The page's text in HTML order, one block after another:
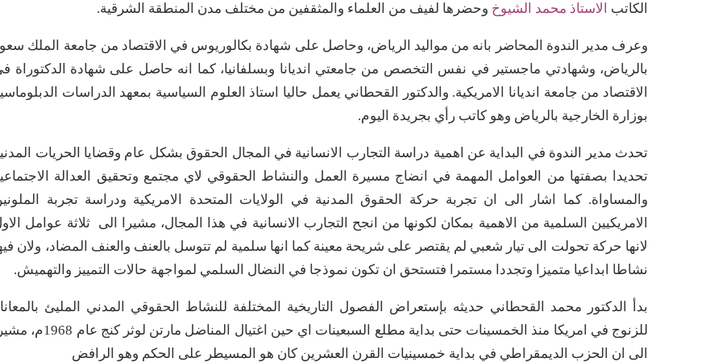
الكاتب
الاستاذ محمد الشيوخ وحضرها لفيف من العلماء والمثقفين من مختلف مدن المنطقة الشرقية.
وعرف مدير الندوة المحاضر بانه من مواليد الرياض، وحاصل على شهادة بكالوريوس في الاقتصاد من جامعة الملك
بالرياض، وشهادتي ماجستير في نفس التخصص من جامعتي انديانا وبسلفانيا، كما انه حاصل على شهادة الدكتوراة
الاقتصاد من جامعة انديانا الامريكية. والدكتور القحطاني يعمل حاليا استاذ العلوم السياسية بمعهد الدراسات
بوزارة الخارجية بالرياض وهو كاتب رأي بجريدة اليوم.
تحدث مدير الندوة في البداية عن اهمية دراسة التجارب الانسانية في المجال الحقوق بشكل عام وقضايا الحريات
تحديدا بصفتها من العوامل المهمة في انضاج مسيرة العمل والنشاط الحقوقي لاي مجتمع وتحقيق العدالة
والمساواة. كما اشار الى ان تجربة حركة الحقوق المدنية في الولايات المتحدة الامريكية ودراسة تجربة
الامريكيين السلمية من الاهمية بمكان لكونها من انجح التجارب الانسانية في هذا المجال، مشيرا الى ثلاثة عوامل
لانها حركة تحولت الى تيار شعبي لم يقتصر على شريحة معينة كما انها سلمية لم تتوسل بالعنف والعنف المضاد، ولان
نشاطا ابداعيا متميزا وتجددا مستمرا فتستحق ان تكون نموذجا في النضال السلمي لمواجهة حالات التمييز والتهميش.
بدأ الدكتور محمد القحطاني حديثه بإستعراض الفصول التاريخية المختلفة للنشاط الحقوقي المدني المليئ
للزنوج في امريكا منذ الخمسينات حتى بداية مطلع السبعينات اي حين اغتيال المناضل مارتن لوثر كنج عام 1968م، مشيرا
الى ان الحزب الديمقراطي في بداية خمسينيات القرن العشرين كان هو المسيطر على الحكم وهو الرافض